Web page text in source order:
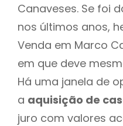
Canaveses. Se foi
nos últimos anos,
Venda em Marco
em que deve
Há uma janela de
a aquisição de
juro com valores